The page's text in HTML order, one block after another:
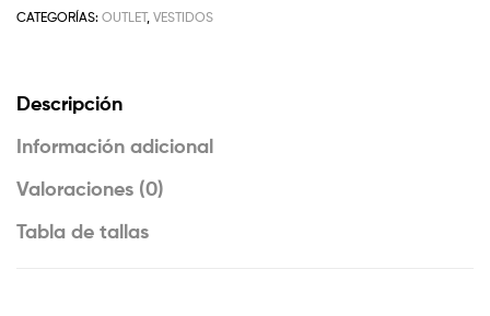
CATEGORÍAS: OUTLET, VESTIDOS
Descripción
Información adicional
Valoraciones (0)
Tabla de tallas